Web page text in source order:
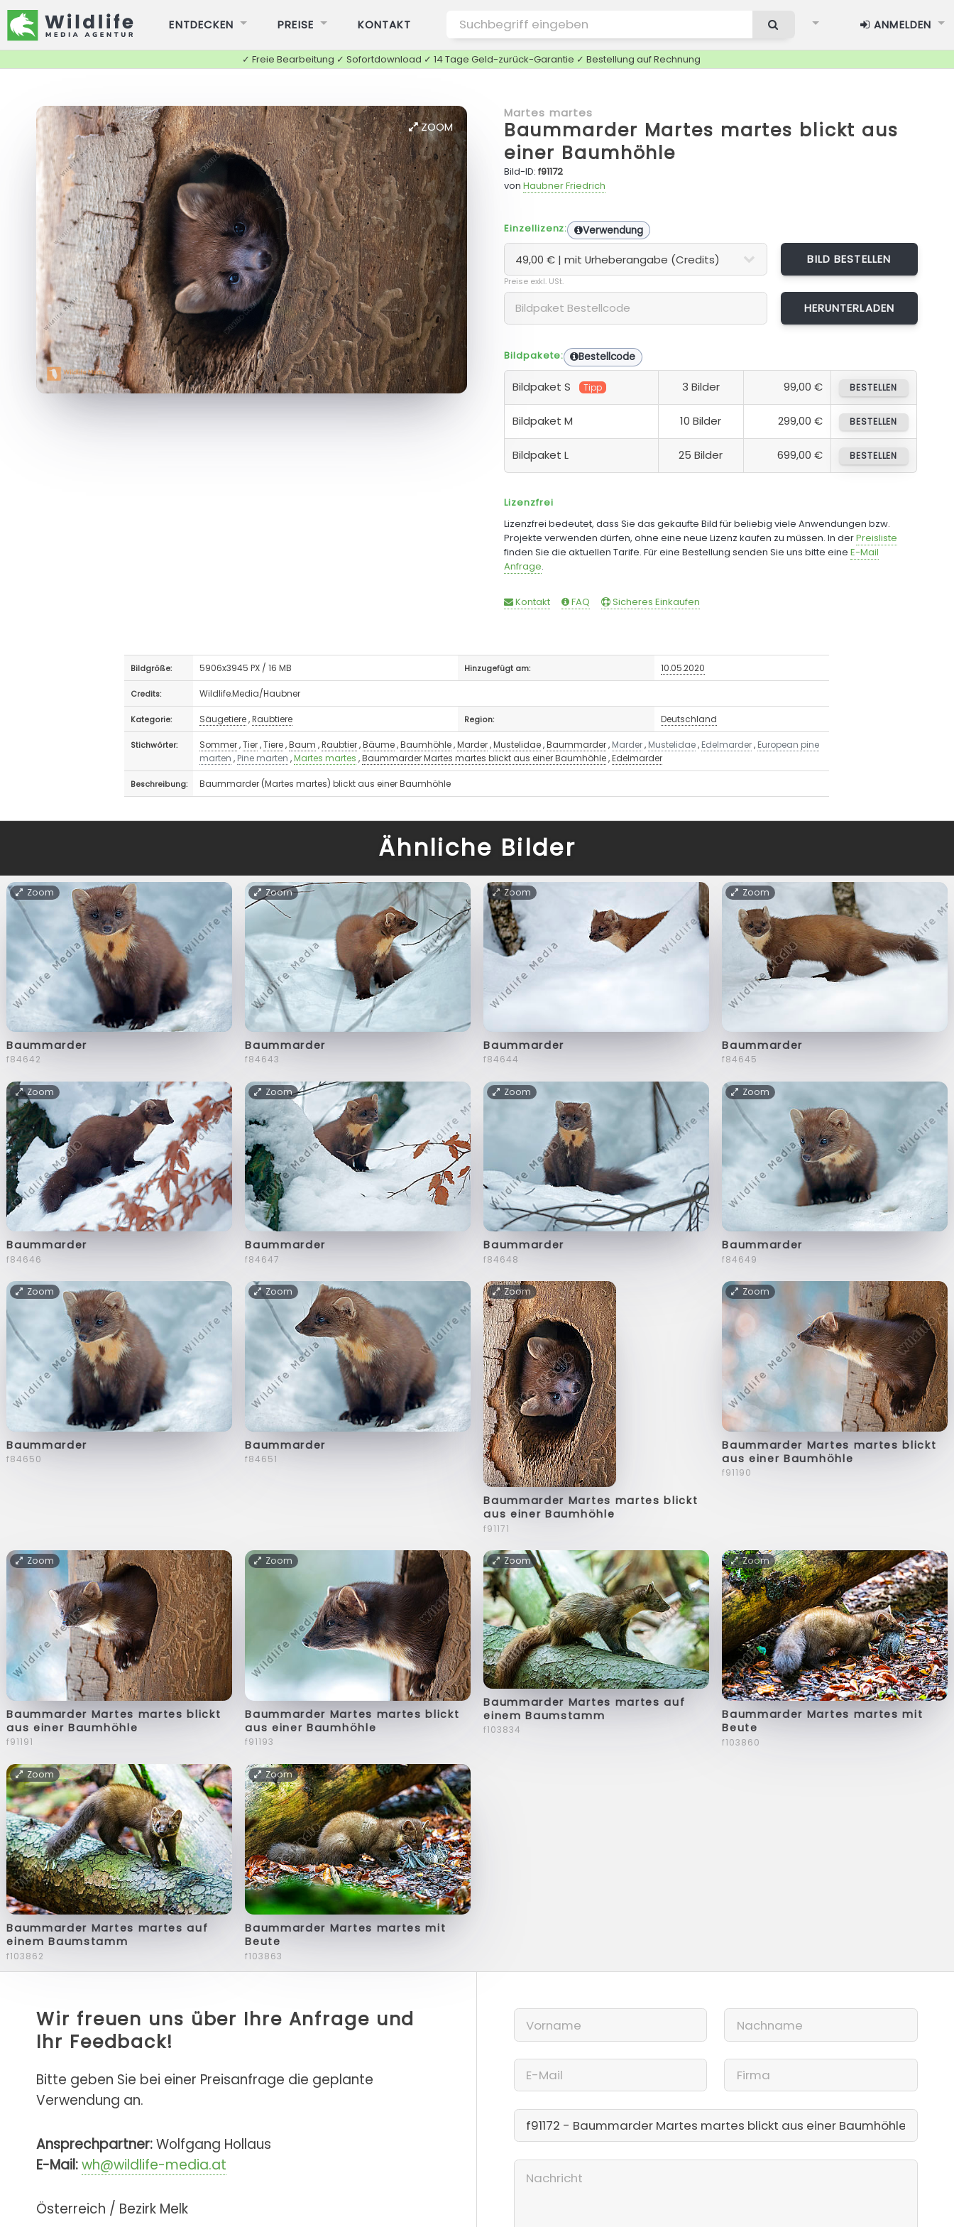
ENTDECKEN PREISE KONTAKT ANMELDEN
✓ Freie Bearbeitung ✓ Sofortdownload ✓ 14 Tage Geld-zurück-Garantie ✓ Bestellung auf Rechnung
ZOOM
Martes martes
Baummarder Martes martes blickt aus
einer Baumhöhle
Bild-ID:f91172
von Haubner Friedrich
Einzellizenz: Verwendung
BILD BESTELLEN
Preise exkl. USt.
Bildpakete: Bestellcode
Bildpaket S Tipp 3 Bilder 99,00 € BESTELLEN
Bildpaket M 10 Bilder 299,00 € BESTELLEN
Bildpaket L 25 Bilder 699,00 € BESTELLEN
Lizenzfrei
Lizenzfrei bedeutet, dass Sie das gekaufte Bild für beliebig viele Anwendungen bzw.
Projekte verwenden dürfen, ohne eine neue Lizenz kaufen zu müssen. In derPreisliste
finden Sie die aktuellen Tarife. Für eine Bestellung senden Sie uns bitte eine E-Mail
Anfrage.
Kontakt FAQ Sicheres Einkaufen
Bildgröße: 5906x3945 PX / 16 MB Hinzugefügt am: 10.05.2020
Credits: Wildlife.Media/Haubner
Kategorie: Säugetiere,Raubtiere Region: Deutschland
Stichwörter: Sommer,Tier,Tiere,Baum ,Raubtier,Bäume,Baumhöhle,Marder,Mustelidae,Baummarder, Marder, Mustelidae, Edelmarder, European pine
marten , Pine marten ,Martes martes ,Baummarder Martes martes blickt aus einer Baumhöhle,Edelmarder
Beschreibung: Baummarder (Martes martes) blickt aus einer Baumhöhle
Ähnliche Bilder
Zoom
Baummarder
f84642
Zoom
Baummarder
f84643
Zoom
Baummarder
f84644
Zoom
Baummarder
f84645
Zoom
Baummarder
f84646
Zoom
Baummarder
f84647
Zoom
Baummarder
f84648
Zoom
Baummarder
f84649
Zoom
Baummarder
f84650
Zoom
Baummarder
f84651
Zoom
Baummarder Martes martes blickt
aus einer Baumhöhle
f91171
Zoom
Baummarder Martes martes blickt
aus einer Baumhöhle
f91190
Zoom
Baummarder Martes martes blickt
aus einer Baumhöhle
f91191
Zoom
Baummarder Martes martes blickt
aus einer Baumhöhle
f91193
Zoom
Baummarder Martes martes auf
einem Baumstamm
f103834
Zoom
Baummarder Martes martes mit
Beute
f103860
Zoom
Baummarder Martes martes auf
einem Baumstamm
f103862
Zoom
Baummarder Martes martes mit
Beute
f103863
Wir freuen uns über Ihre Anfrage und
Ihr Feedback!
Bitte geben Sie bei einer Preisanfrage die geplante
Verwendung an.
Ansprechpartner:Wolfgang Hollaus
E-Mail:wh@wildlife-media.at
Österreich / Bezirk Melk